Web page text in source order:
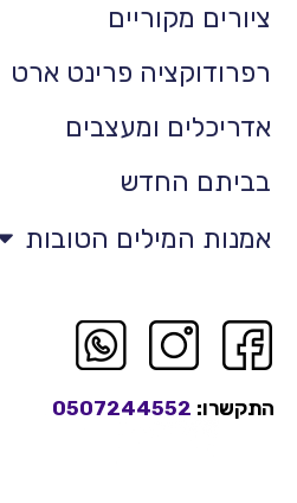
ציורים מקוריים
רפרודוקציה פרינט ארט
אדריכלים ומעצבים
בביתם החדש
אמנות המילים הטובות
התקשרו: 0507244552